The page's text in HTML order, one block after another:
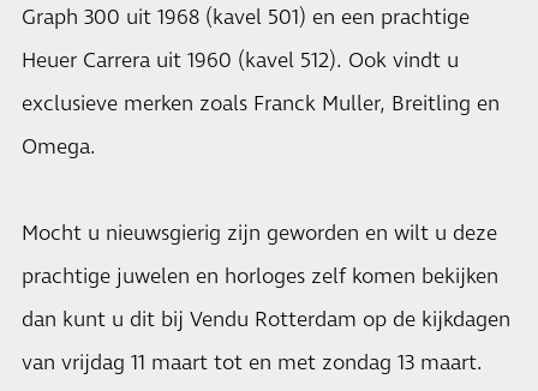
Graph 300 uit 1968 (kavel 501) en een prachtige
Heuer Carrera uit 1960 (kavel 512). Ook vindt u
exclusieve merken zoals Franck Muller, Breitling en
Omega.
Mocht u nieuwsgierig zijn geworden en wilt u deze
prachtige juwelen en horloges zelf komen bekijken
dan kunt u dit bij Vendu Rotterdam op de kijkdagen
van vrijdag 11 maart tot en met zondag 13 maart.